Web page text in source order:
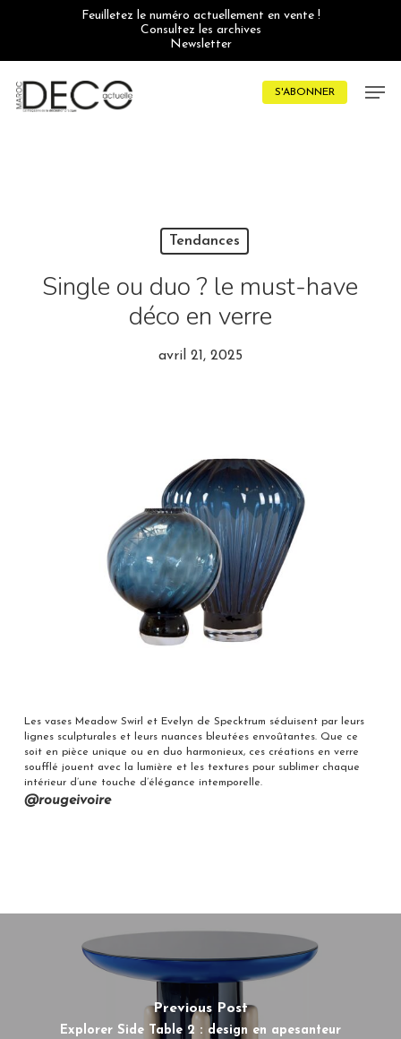
Feuilletez le numéro actuellement en vente !
Consultez les archives
Newsletter
S'ABONNER
Tendances
Single ou duo ? le must-have
déco en verre
avril 21, 2025
Les vases Meadow Swirl et Evelyn de Specktrum séduisent par leurs
lignes sculpturales et leurs nuances bleutées envoûtantes. Que ce
soit en pièce unique ou en duo harmonieux, ces créations en verre
soufflé jouent avec la lumière et les textures pour sublimer chaque
intérieur d’une touche d’élégance intemporelle.
@rougeivoire
Previous Post
Explorer Side Table 2 : design en apesanteur